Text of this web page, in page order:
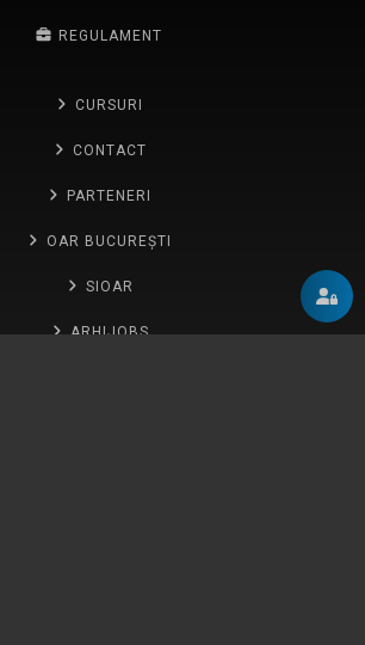
REGULAMENT
CURSURI
CONTACT
PARTENERI
OAR BUCUREȘTI
SIOAR
ARHIJOBS